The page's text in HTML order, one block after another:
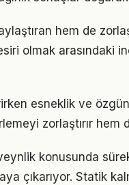
hem de
olmak arasındaki
esneklik ve
zorlaştırır
konusunda
çıkarıyor. Statik